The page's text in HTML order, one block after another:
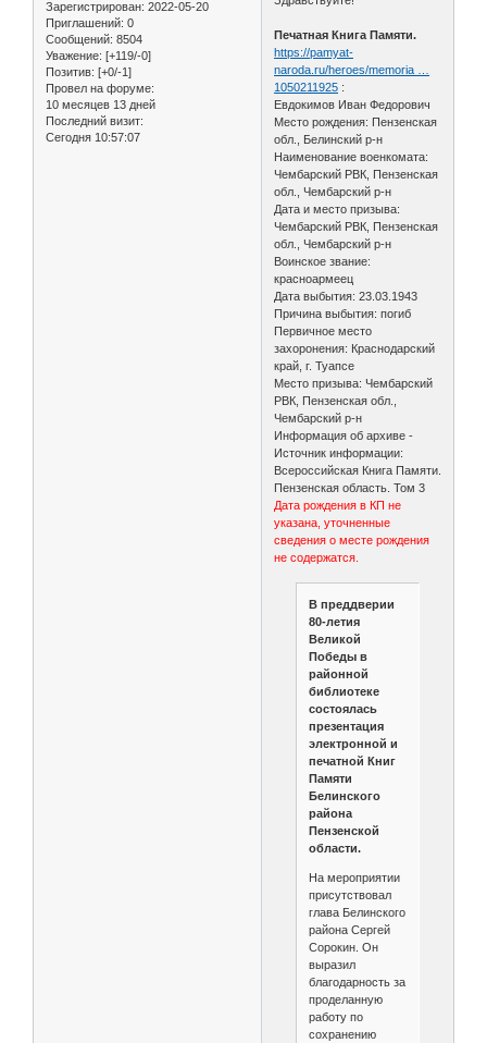
Зарегистрирован: 2022-05-20
Приглашений: 0
Сообщений: 8504
Уважение: [+119/-0]
Позитив: [+0/-1]
Провел на форуме:
10 месяцев 13 дней
Последний визит:
Сегодня 10:57:07
Печатная Книга Памяти.
https://pamyat-
naroda.ru/heroes/memoria …
1050211925 :
Евдокимов Иван Федорович
Место рождения: Пензенская
обл., Белинский р-н
Наименование военкомата:
Чембарский РВК, Пензенская
обл., Чембарский р-н
Дата и место призыва:
Чембарский РВК, Пензенская
обл., Чембарский р-н
Воинское звание:
красноармеец
Дата выбытия: 23.03.1943
Причина выбытия: погиб
Первичное место
захоронения: Краснодарский
край, г. Туапсе
Место призыва: Чембарский
РВК, Пензенская обл.,
Чембарский р-н
Информация об архиве -
Источник информации:
Всероссийская Книга Памяти.
Пензенская область. Том 3
Дата рождения в КП не
указана, уточненные
сведения о месте рождения
не содержатся.
В преддверии
80-летия
Великой
Победы в
районной
библиотеке
состоялась
презентация
электронной и
печатной Книг
Памяти
Белинского
района
Пензенской
области.
На мероприятии
присутствовал
глава Белинского
района Сергей
Сорокин. Он
выразил
благодарность за
проделанную
работу по
сохранению